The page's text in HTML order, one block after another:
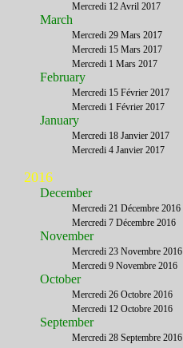
Mercredi 12 Avril 2017
March
Mercredi 29 Mars 2017
Mercredi 15 Mars 2017
Mercredi 1 Mars 2017
February
Mercredi 15 Février 2017
Mercredi 1 Février 2017
January
Mercredi 18 Janvier 2017
Mercredi 4 Janvier 2017
2016
December
Mercredi 21 Décembre 2016
Mercredi 7 Décembre 2016
November
Mercredi 23 Novembre 2016
Mercredi 9 Novembre 2016
October
Mercredi 26 Octobre 2016
Mercredi 12 Octobre 2016
September
Mercredi 28 Septembre 2016